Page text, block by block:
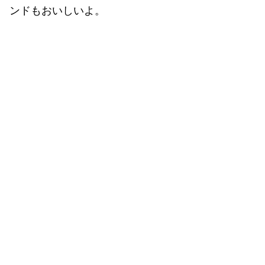
ンドもおいしいよ。